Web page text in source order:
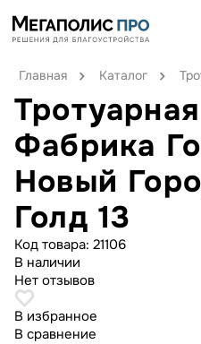
Главная Каталог
Фабрика
Новый
Голд 13
Код товара: 21106
В наличии
Нет отзывов
В избранное
В сравнение